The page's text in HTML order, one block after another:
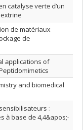
catalyse verte d’un
de matériaux
de
applications of
and biomedical
:
à base de 4,4&apos;-